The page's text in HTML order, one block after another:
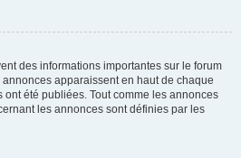
des informations importantes sur le forum
apparaissent en haut de chaque
été publiées. Tout comme les annonces
les annonces sont définies par les